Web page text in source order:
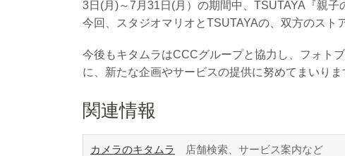
3日(月)～7月31日(月）の期間中、TSUTAYA『親
今回、スタジオマリオとTSUTAYAの、双方のスト
今後もキタムラはCCCグループと協力し、フォト
に、新たな企画やサービスの提供に努めてまいりま
関連情報
カメラのキタムラ
店舗検索、サービス案内など